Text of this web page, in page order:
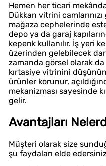
Hemen her ticari
Dükkan vitrini
mağaza cephelerinde
depo ya da garaj
kepenk kullanılır. İş yeri
üzerinden gelebilecek
zamanda görsel olarak
kırtasiye vitrinini
ürünler korunur,
mekanizması sayesinde
gelir.
Avantajları
Müşteri olarak size
şu faydaları elde